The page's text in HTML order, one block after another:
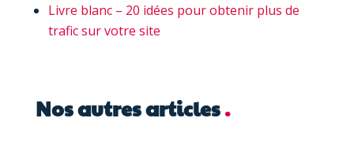
Livre blanc – 20 idées pour obtenir plus de
trafic sur votre site
Nos autres articles.